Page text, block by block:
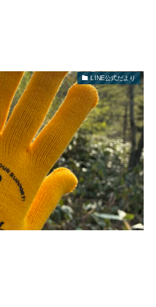
LINE公式だより